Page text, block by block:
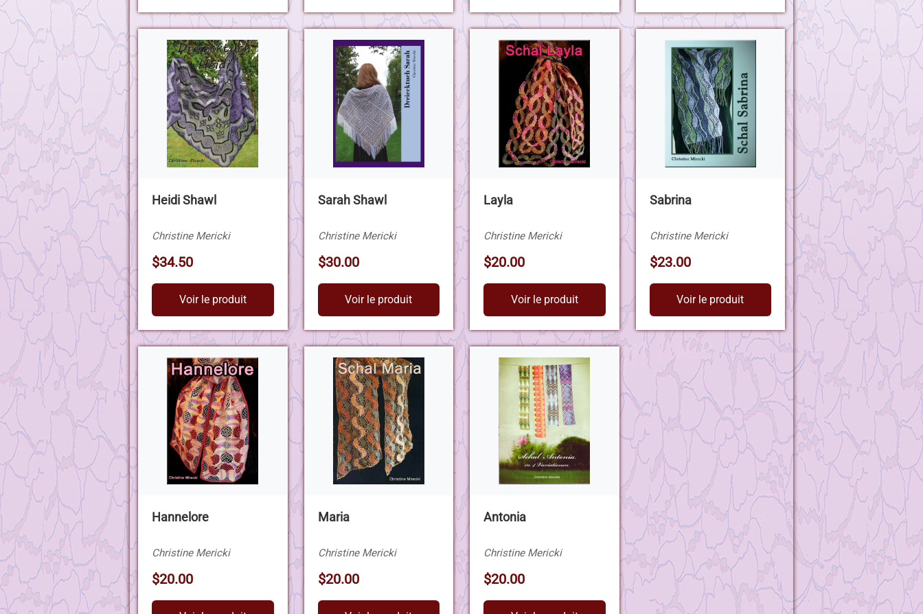
Heidi Shawl
Christine Mericki
$34.50
Voir le produit
Sarah Shawl
Christine Mericki
$30.00
Voir le produit
Layla
Christine Mericki
$20.00
Voir le produit
Sabrina
Christine Mericki
$23.00
Voir le produit
Hannelore
Christine Mericki
$20.00
Maria
Christine Mericki
$20.00
Antonia
Christine Mericki
$20.00